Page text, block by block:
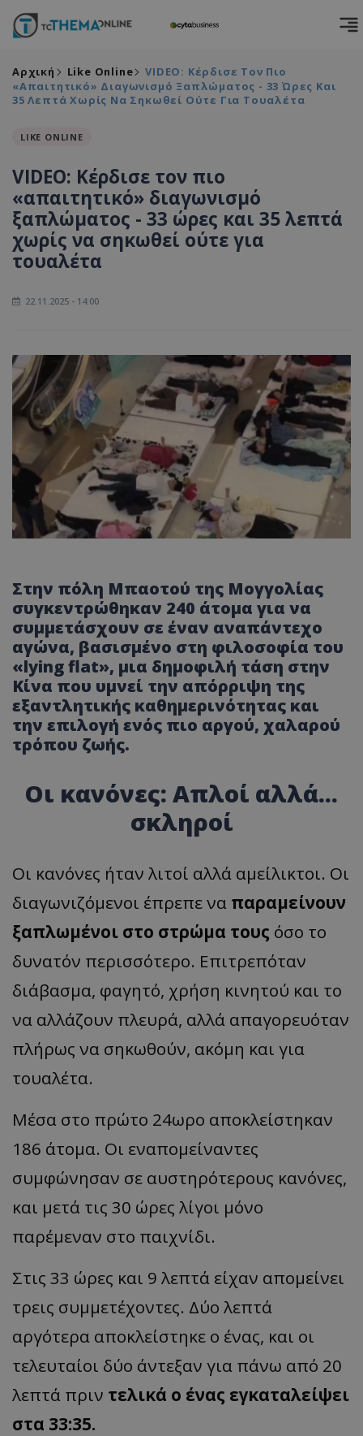
Αρχική Like Online
VIDEO: Κέρδισε Τον Πιο
«απαιτητικό» Διαγωνισμό Ξαπλώματος - 33 Ώρες Και
35 Λεπτά Χωρίς Να Σηκωθεί Ούτε Για Τουαλέτα
LIKE ONLINE
VIDEO: Κέρδισε τον πιο
«απαιτητικό» διαγωνισμό
ξαπλώματος - 33 ώρες και 35 λεπτά
χωρίς να σηκωθεί ούτε για
τουαλέτα
22.11.2025 - 14:00
Στην πόλη Μπαοτού της Μογγολίας
συγκεντρώθηκαν 240 άτομα για να
συμμετάσχουν σε έναν αναπάντεχο
αγώνα, βασισμένο στη φιλοσοφία του
«lyingflat», μια δημοφιλή τάση στην
Κίνα που υμνεί την απόρριψη της
εξαντλητικής καθημερινότητας και
την επιλογή ενός πιο αργού, χαλαρού
τρόπου ζωής.
Οι κανόνες: Απλοί αλλά...
σκληροί
Οι κανόνες ήταν λιτοί αλλά αμείλικτοι. Οι
διαγωνιζόμενοι έπρεπε να παραμείνουν
ξαπλωμένοι στο στρώμα τους όσο το
δυνατόν περισσότερο. Επιτρεπόταν
διάβασμα, φαγητό, χρήση κινητού και το
να αλλάζουν πλευρά, αλλά απαγορευόταν
πλήρως να σηκωθούν, ακόμη και για
τουαλέτα.
Μέσα στο πρώτο 24ωρο αποκλείστηκαν
186 άτομα. Οι εναπομείναντες
συμφώνησαν σε αυστηρότερους κανόνες,
και μετά τις 30 ώρες λίγοι μόνο
παρέμεναν στο παιχνίδι.
Στις 33 ώρες και 9 λεπτά είχαν απομείνει
τρεις συμμετέχοντες. Δύο λεπτά
αργότερα αποκλείστηκε ο ένας, και οι
τελευταίοι δύο άντεξαν για πάνω από 20
λεπτά πριν τελικά ο ένας εγκαταλείψει
στα 33:35.